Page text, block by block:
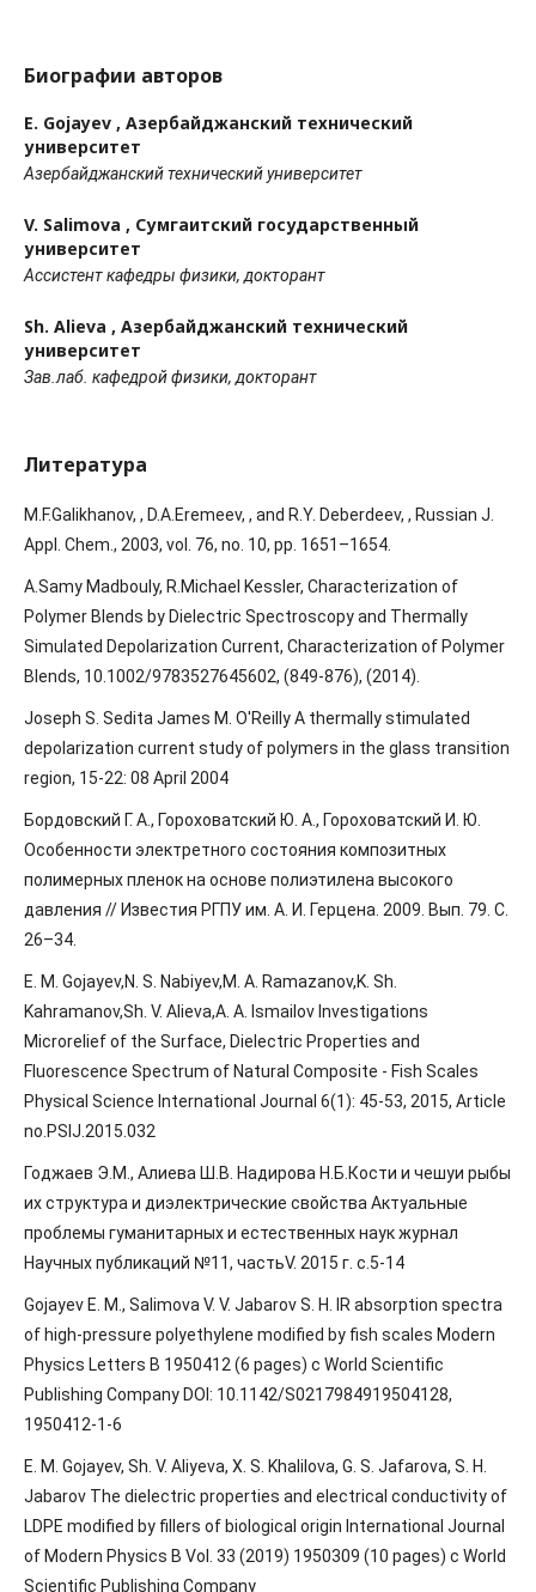
Биографии авторов
E. Gojayev , Азербайджанский технический
университет
Азербайджанский технический университет
V. Salimova , Сумгаитский государственный
университет
Ассистент кафедры физики, докторант
Sh. Alieva , Азербайджанский технический
университет
Зав.лаб. кафедрой физики, докторант
Литература
M.F.Galikhanov, , D.A.Eremeev, , and R.Y. Deberdeev, , Russian J.
Appl. Chem., 2003, vol. 76, no. 10, pp. 1651–1654.
A.Samy Madbouly, R.Michael Kessler, Characterization of
Polymer Blends by Dielectric Spectroscopy and Thermally
Simulated Depolarization Current, Characterization of Polymer
Blends, 10.1002/9783527645602, (849-876), (2014).
Joseph S. Sedita James M. O'Reilly A thermally stimulated
depolarization current study of polymers in the glass transition
region, 15-22: 08 April 2004
Бордовский Г. А., Гороховатский Ю. А., Гороховатский И. Ю.
Особенности электретного состояния композитных
полимерных пленок на основе полиэтилена высокого
давления // Известия РГПУ им. А. И. Герцена. 2009. Вып. 79. C.
26–34.
E. M. Gojayev,N. S. Nabiyev,M. A. Ramazanov,K. Sh.
Kahramanov,Sh. V. Alieva,A. A. Ismailov Investigations
Microrelief of the Surface, Dielectric Properties and
Fluorescence Spectrum of Natural Composite - Fish Scales
Physical Science International Journal 6(1): 45-53, 2015, Article
no.PSIJ.2015.032
Годжаев Э.М., Алиева Ш.В. Надирова Н.Б.Кости и чешуи рыбы
их структура и диэлектрические свойства Актуальные
проблемы гуманитарных и естественных наук журнал
Научных публикаций №11, частьV. 2015 г. c.5-14
Gojayev E. M., Salimova V. V. Jabarov S. H. IR absorption spectra
of high-pressure polyethylene modified by fish scales Modern
Physics Letters B 1950412 (6 pages) c World Scientific
Publishing Company DOI: 10.1142/S0217984919504128,
1950412-1-6
E. M. Gojayev, Sh. V. Aliyeva, X. S. Khalilova, G. S. Jafarova, S. H.
Jabarov The dielectric properties and electrical conductivity of
LDPE modified by fillers of biological origin International Journal
of Modern Physics B Vol. 33 (2019) 1950309 (10 pages) c World
Scientific Publishing Company